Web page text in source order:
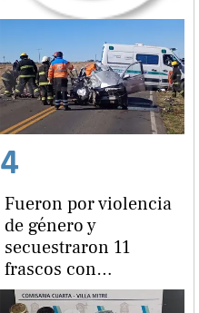
Fueron por violencia
de género y
secuestraron 11
frascos con
marihuana
4